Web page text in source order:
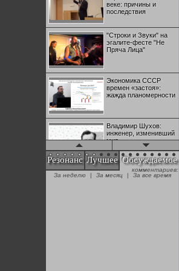
веке: причины и
последствия
"Строки и Звуки" на
эгалите-фесте "Не
Пряча Лица"
Экономика СССР
времен «застоя»:
жажда планомерности
Владимир Шухов:
инженер, изменивший
мир
"Аркадий Коц" на
эгалите-фесте "Не
Резонанс Лучшее Обсуждаемое
комментариев:
За неделю
| За месяц | За все время